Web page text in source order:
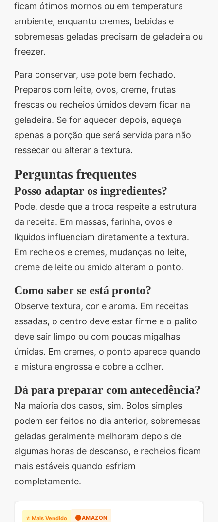
ficam ótimos mornos ou em temperatura
ambiente, enquanto cremes, bebidas e
sobremesas geladas precisam de geladeira ou
freezer.
Para conservar, use pote bem fechado.
Preparos com leite, ovos, creme, frutas
frescas ou recheios úmidos devem ficar na
geladeira. Se for aquecer depois, aqueça
apenas a porção que será servida para não
ressecar ou alterar a textura.
Perguntas frequentes
Posso adaptar os ingredientes?
Pode, desde que a troca respeite a estrutura
da receita. Em massas, farinha, ovos e
líquidos influenciam diretamente a textura.
Em recheios e cremes, mudanças no leite,
creme de leite ou amido alteram o ponto.
Como saber se está pronto?
Observe textura, cor e aroma. Em receitas
assadas, o centro deve estar firme e o palito
deve sair limpo ou com poucas migalhas
úmidas. Em cremes, o ponto aparece quando
a mistura engrossa e cobre a colher.
Dá para preparar com antecedência?
Na maioria dos casos, sim. Bolos simples
podem ser feitos no dia anterior, sobremesas
geladas geralmente melhoram depois de
algumas horas de descanso, e recheios ficam
mais estáveis quando esfriam
completamente.
⭐ Mais Vendido 🟠AMAZON